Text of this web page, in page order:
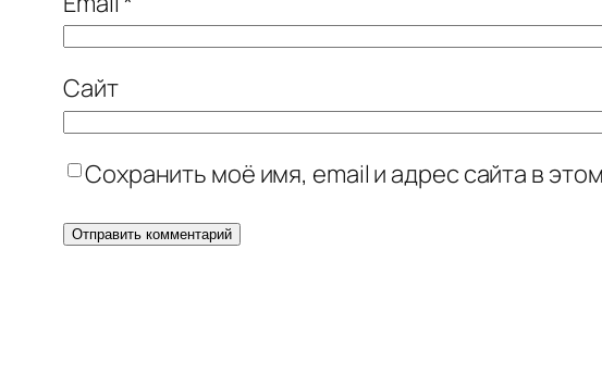
Сайт
Сохранить моё имя, email и адрес сайта в